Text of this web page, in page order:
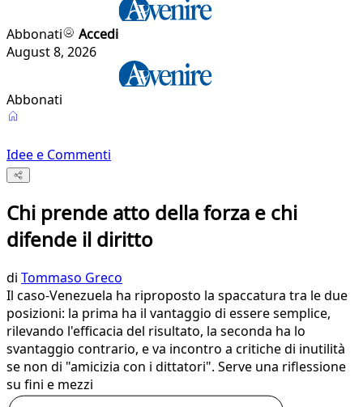
Abbonati
Accedi
August 8, 2026
Abbonati
Idee e Commenti
Chi prende atto della forza e chi
difende il diritto
di Tommaso Greco
Il caso-Venezuela ha riproposto la spaccatura tra le due
posizioni: la prima ha il vantaggio di essere semplice,
rilevando l'efficacia del risultato, la seconda ha lo
svantaggio contrario, e va incontro a critiche di inutilità
se non di "amicizia con i dittatori". Serve una riflessione
su fini e mezzi